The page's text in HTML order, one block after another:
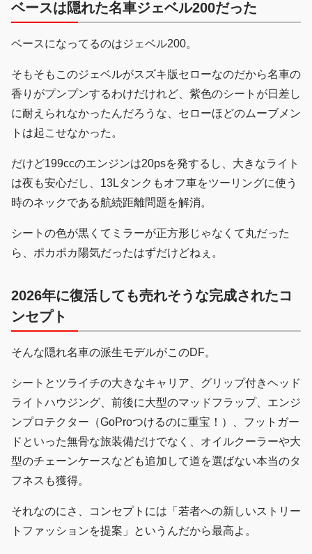
ベースは隠れた名車ジェベル200だった
ベースになってるのはジェベル200。
そもそもこのジェベルがスズキ版セローなのだから名車の
香りがプンプンするわけだけれど、紫色のシートが日差し
に耐えられなかったんだろうな、セローほどのムーブメン
トは起こせなかった。
だけど199ccのエンジンは20psを発するし、大きなライト
は夜も安心だし、13Lタンクもオフ車をツーリングに使う
時のネックである航続距離問題を解消。
シートの色が黒くてミラーが正方形じゃなくて丸だった
ら、ポカポカ陽気だったはずだけどねぇ。
2026年に復活しても売れそうな完成されたコ
ンセプト
そんな隠れ名車の派生モデルがこのDF。
シートとツライチの大きなキャリア、グリップ付きヘッド
ライトハウジング、前後に大型のマッドフラップ、エンジ
ンプロテクター（GoProつけるのに重宝！）、フットガー
ドといった無骨な旅装備だけでなく、オイルクーラーや大
型のチェーンケースなども追加して道を選ばない本当のタ
フネスも獲得。
それなのにさ、コンセプトには「若者への新しいストリー
トファッションを提案」というんだから最高よ。